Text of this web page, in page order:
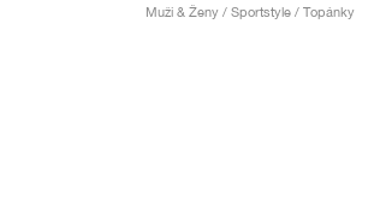
Muži & Ženy / Sportstyle / Topánky